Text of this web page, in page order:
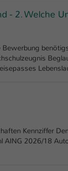
- 2. Welche
Bewerbung
Kennziffer
2026/18